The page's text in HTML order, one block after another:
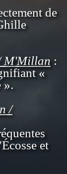
de
M'Millan :
«
».
/
et